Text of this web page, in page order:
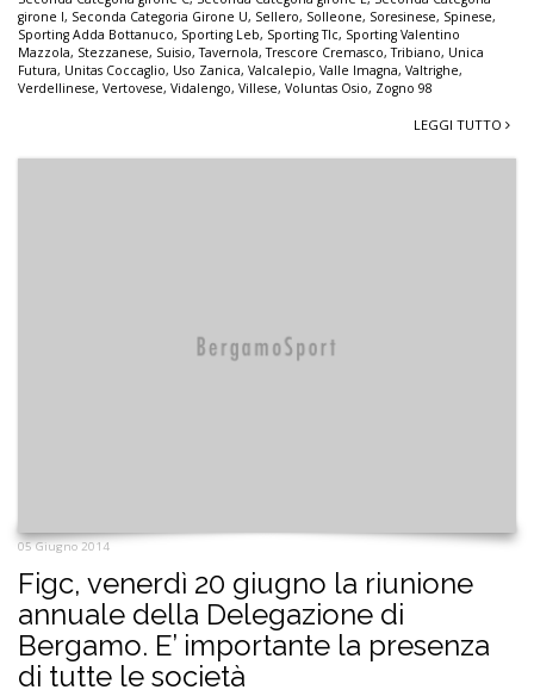
girone I, Seconda Categoria Girone U, Sellero, Solleone, Soresinese, Spinese,
Sporting Adda Bottanuco, Sporting Leb, Sporting Tlc, Sporting Valentino
Mazzola, Stezzanese, Suisio,Tavernola,Trescore Cremasco,Tribiano, Unica
Futura, Unitas Coccaglio, Uso Zanica, Valcalepio, Valle Imagna, Valtrighe,
Verdellinese, Vertovese, Vidalengo, Villese, Voluntas Osio, Zogno 98
LEGGI TUTTO
05 Giugno 2014
Figc, venerdì 20 giugno la riunione
annuale della Delegazione di
Bergamo. E’ importante la presenza
di tutte le società